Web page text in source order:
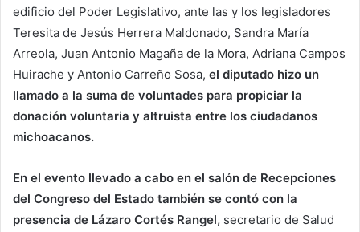
edificio del Poder Legislativo, ante las y los legisladores
Teresita de Jesús Herrera Maldonado, Sandra María
Arreola, Juan Antonio Magaña de la Mora, Adriana Campos
Huirache y Antonio Carreño Sosa, el diputado hizo un
llamado a la suma de voluntades para propiciar la
donación voluntaria y altruista entre los ciudadanos
michoacanos.
En el evento llevado a cabo en el salón de Recepciones
del Congreso del Estado también se contó con la
presencia de Lázaro Cortés Rangel, secretario de Salud